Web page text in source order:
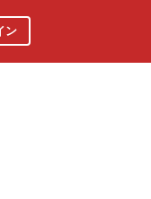
ン